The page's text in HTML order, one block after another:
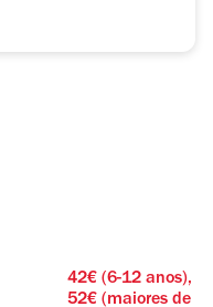
42€ (6-12 anos),
52€ (maiores de